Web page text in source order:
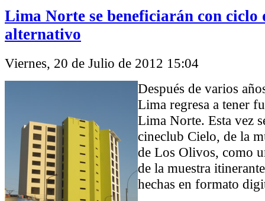
Lima Norte se beneficiarán con ciclo
alternativo
Viernes, 20 de Julio de 2012 15:04
Después de varios
Lima regresa a tener
Lima Norte. Esta vez
cineclub Cielo, de la
de Los Olivos, como
de la muestra
hechas en formato